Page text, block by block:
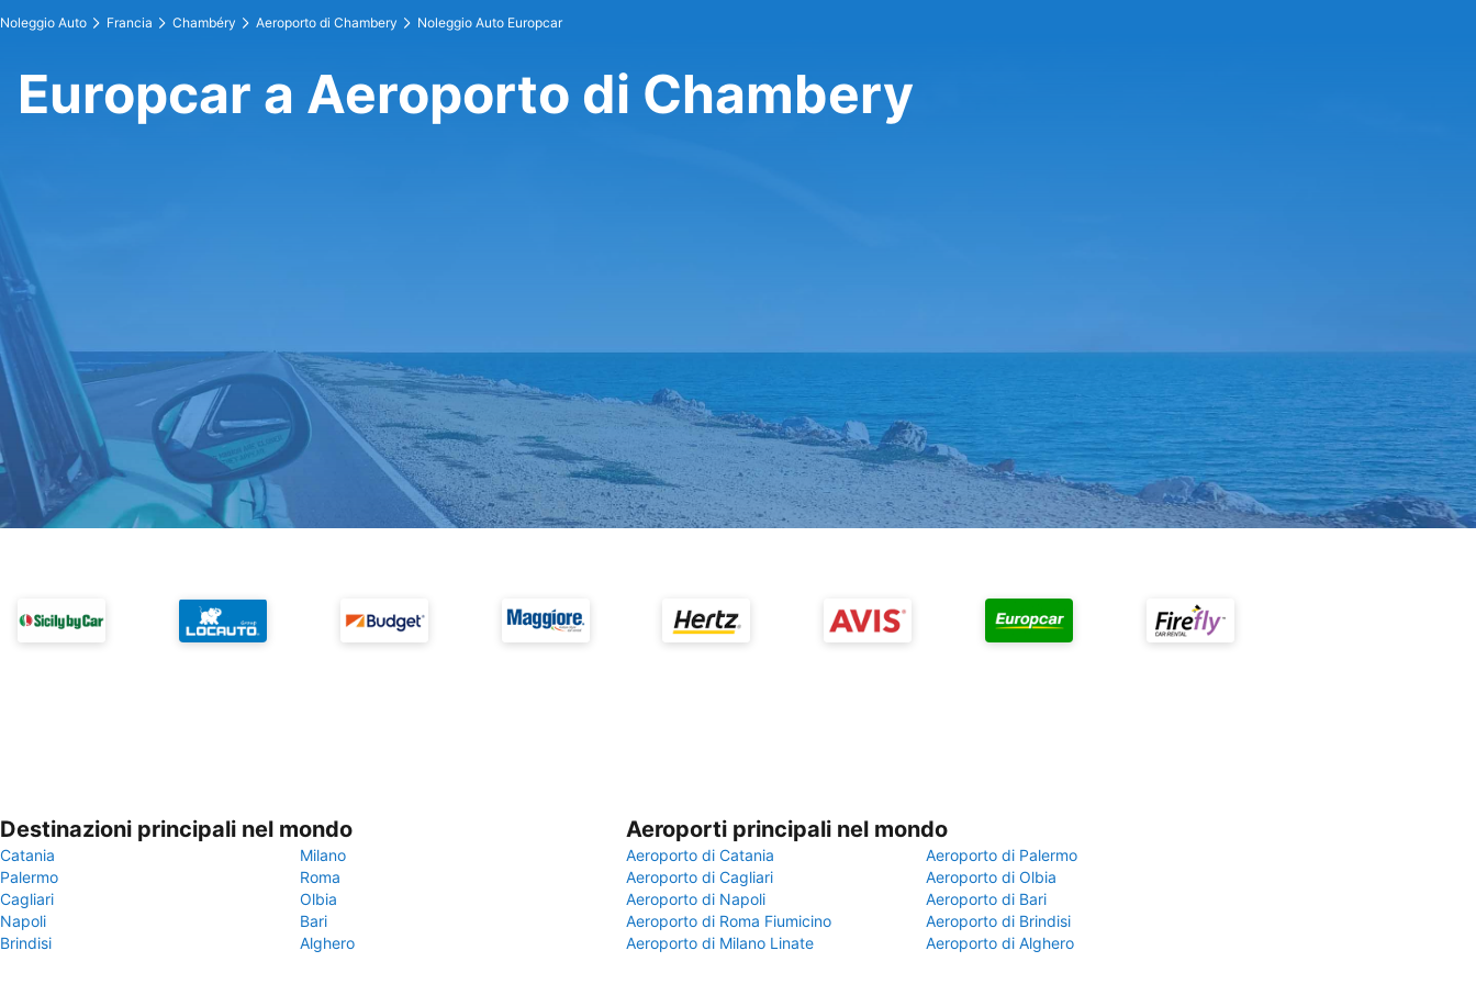
Noleggio Auto Francia Chambéry Aeroporto di Chambery Noleggio Auto Europcar
Europcar a Aeroporto di Chambery
Destinazioni principali nel mondo
Catania
Milano
Palermo
Roma
Cagliari
Olbia
Napoli
Bari
Brindisi
Alghero
Aeroporti principali nel mondo
Aeroporto di Catania
Aeroporto di Palermo
Aeroporto di Cagliari
Aeroporto di Olbia
Aeroporto di Napoli
Aeroporto di Bari
Aeroporto di Roma Fiumicino
Aeroporto di Brindisi
Aeroporto di Milano Linate
Aeroporto di Alghero